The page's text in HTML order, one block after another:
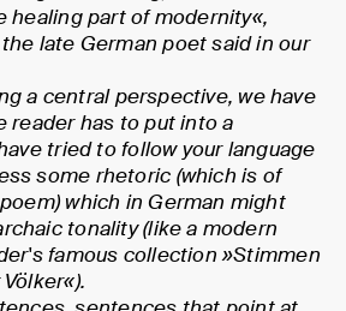
healing part of modernity«,
late German poet said in our
a central perspective, we have
reader has to put into a
tried to follow your language
some rhetoric (which is of
which in German might
tonality (like a modern
famous collection »Stimmen